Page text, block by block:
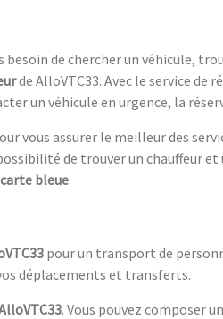
de chercher un véhicule,
de AlloVTC33. Avec le service de
un véhicule en urgence, la
vous assurer le meilleur des
de trouver un chauffeur
carte bleue.
pour un transport de
déplacements et transferts.
. Vous pouvez composer